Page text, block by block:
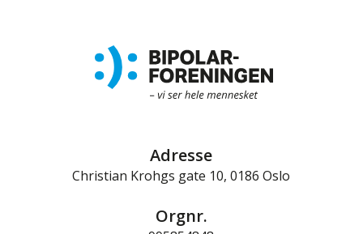
Adresse
Christian Krohgs gate 10, 0186 Oslo
Orgnr.